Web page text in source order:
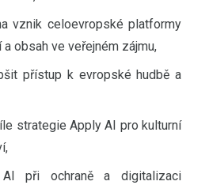
vznik celoevropské platformy
obsah ve veřejném zájmu,
přístup k evropské hudbě a
strategie Apply AI pro kulturní
při ochraně a digitalizaci